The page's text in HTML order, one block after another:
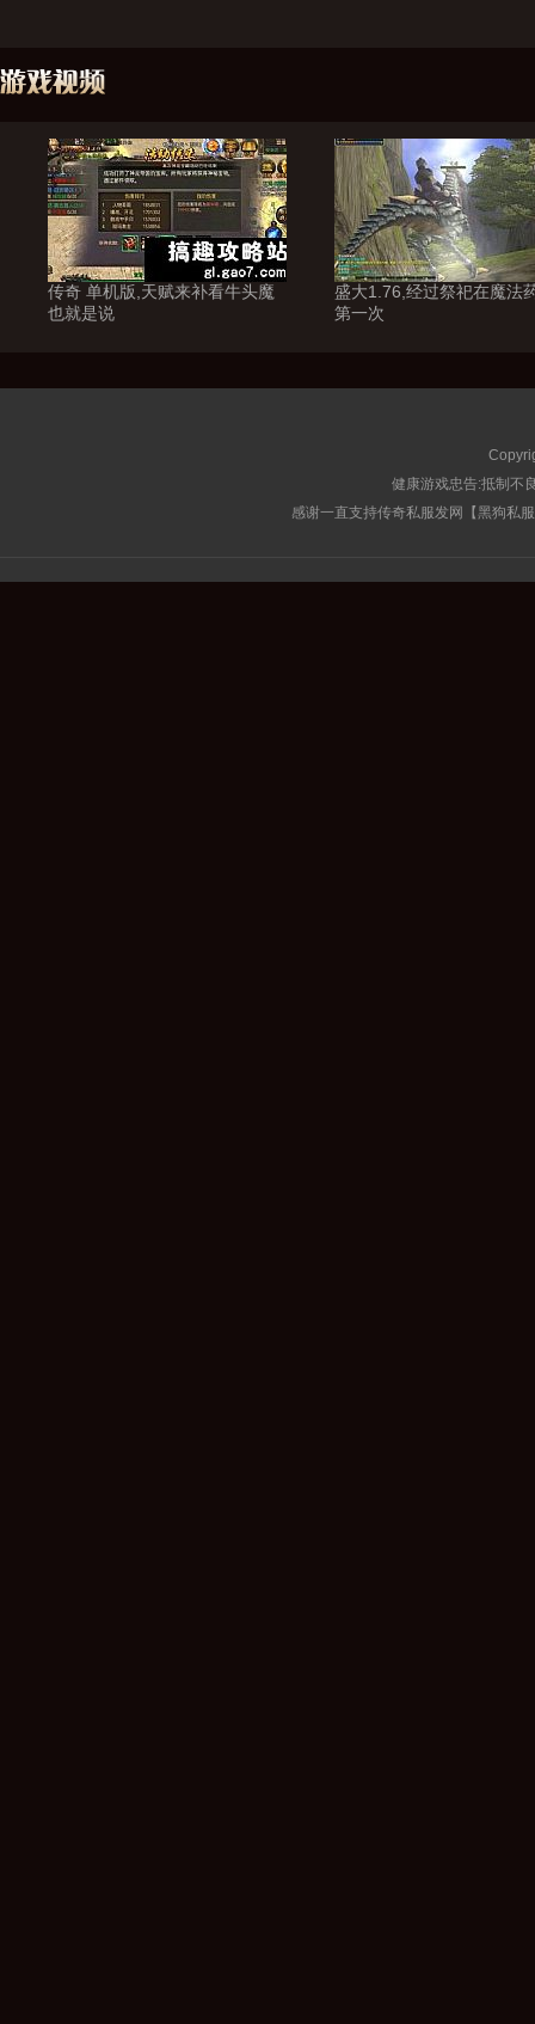
传奇 单机版,天赋来补看牛头魔
也就是说
盛大1.76,经过祭祀在魔法
第一次
健康游戏忠告:抵制不
感谢一直支持传奇私服发网【黑狗私